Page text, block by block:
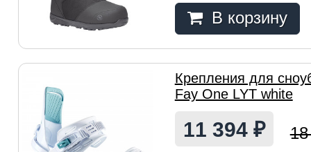
В корзину
Крепления для
Fay One LYT white
11 394 ₽